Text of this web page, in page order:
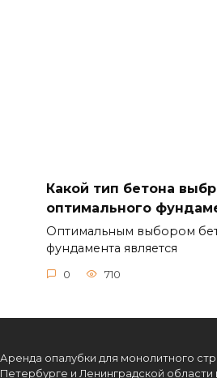
Какой тип бетона
оптимального
Оптимальным выбором
фундамента является
0 710
Аренда опалубки для монолитного
Петербурге и Ленинградской